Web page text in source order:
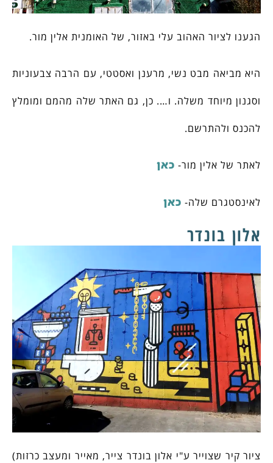
הגענו לציור האהוב עלי באזור, של האומנית אלין מור.
היא מביאה מבט נשי, מרענן ואסטטי, עם הרבה צבעוניות
וסגנון מיוחד משלה. ו…. כן, גם האתר שלה מהמם ומומלץ
להכנס ולהתרשם.
לאתר של אלין מור- כאן
לאינסטגרם שלה- כאן
אלון בונדר
ציור קיר שצוייר ע"י אלון בונדר צייר, מאייר ומעצב כרזות)